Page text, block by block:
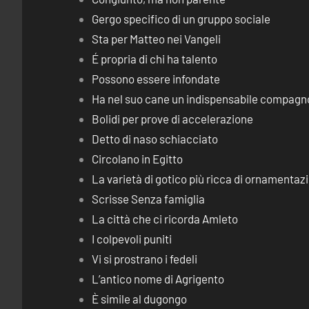
Gergo specifico di un gruppo sociale
Sta per Matteo nei Vangeli
É propria di chi ha talento
Possono essere infondate
Ha nel suo cane un indispensabile
Bolidi per prove di accelerazione
Detto di naso schiacciato
Circolano in Egitto
La varietà di gotico più ricca di
Scrisse Senza famiglia
La città che ci ricorda Amleto
I colpevoli puniti
Vi si prostrano i fedeli
L’antico nome di Agrigento
È simile al dugongo